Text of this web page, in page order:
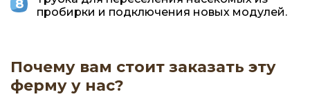
пробирки и подключения новых модулей.
Почему вам стоит заказать эту
ферму у нас?